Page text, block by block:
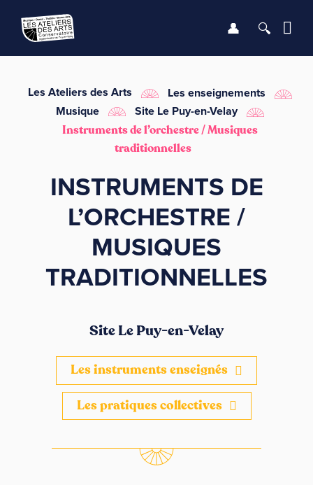
LE CONSERVATOIRE
DÉBUTER
INFOS PRATIQUES
Se
Les Ateliers des Arts
Les enseignements
Musique
Site Le Puy-en-Velay
Instruments de l’orchestre / Musiques
traditionnelles
INSTRUMENTS DE
L’ORCHESTRE /
MUSIQUES
TRADITIONNELLES
Site Le Puy-en-Velay
Les instruments enseignés
Les pratiques collectives